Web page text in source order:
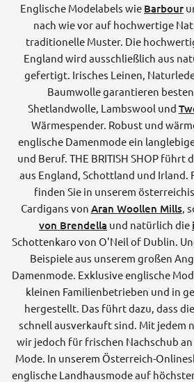
Englische Modelabels wie Barbour
nach wie vor auf hochwertige
traditionelle Muster. Die
England wird ausschließlich aus
gefertigt. Irisches Leinen,
Baumwolle garantieren
Shetlandwolle, Lambswool und
Wärmespender. Robust und
englische Damenmode ein
und Beruf. THE BRITISH SHOP führt
aus England, Schottland und Irland.
finden Sie in unserem
Cardigans von Aran Woollen Mills,
von Brendella und natürlich die
Schottenkaro von O'Neil of Dublin.
Beispiele aus unserem großen
Damenmode. Exklusive englische
kleinen Familienbetrieben und in
hergestellt. Das führt dazu, dass
schnell ausverkauft sind. Mit jedem
wir jedoch für frischen Nachschub
Mode. In unserem Österreich-
englische Landhausmode auf